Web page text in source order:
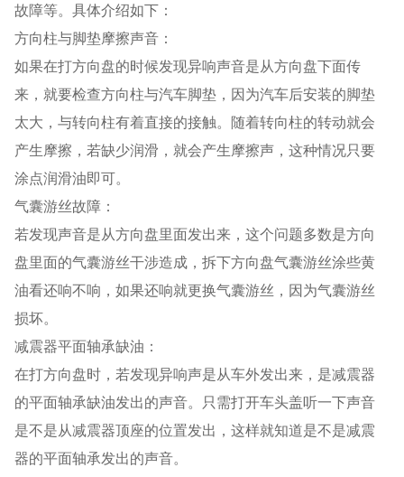
故障等。具体介绍如下：
方向柱与脚垫摩擦声音：
如果在打方向盘的时候发现异响声音是从方向盘下面传
来，就要检查方向柱与汽车脚垫，因为汽车后安装的脚垫
太大，与转向柱有着直接的接触。随着转向柱的转动就会
产生摩擦，若缺少润滑，就会产生摩擦声，这种情况只要
涂点润滑油即可。
气囊游丝故障：
若发现声音是从方向盘里面发出来，这个问题多数是方向
盘里面的气囊游丝干涉造成，拆下方向盘气囊游丝涂些黄
油看还响不响，如果还响就更换气囊游丝，因为气囊游丝
损坏。
减震器平面轴承缺油：
在打方向盘时，若发现异响声是从车外发出来，是减震器
的平面轴承缺油发出的声音。只需打开车头盖听一下声音
是不是从减震器顶座的位置发出，这样就知道是不是减震
器的平面轴承发出的声音。